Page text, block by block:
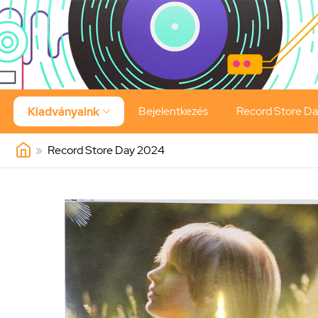
Kiadványaink  Bejelentkezés Record Store
» Record Store Day 2024